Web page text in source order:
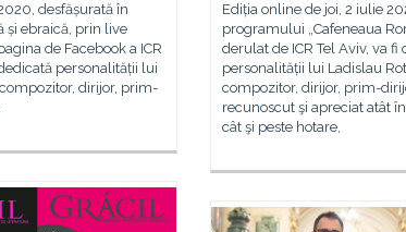
desfășurată în
și ebraică, prin live
de Facebook a ICR
personalității lui
dirijor, prim-
Ediția online de joi, 2 iulie
programului „Cafeneaua
derulat de ICR Tel Aviv, va fi
personalității lui Ladislau
compozitor, dirijor, prim-
recunoscut şi apreciat atât
cât şi peste hotare,